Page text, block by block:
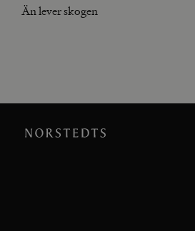
Än lever skogen